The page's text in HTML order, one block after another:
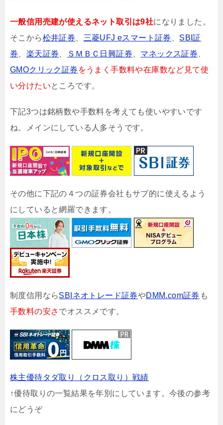
一般信用売建が使えるネット取引は9社になりました。
そこから松井証券 三菱UFJ eスマート証券
SBI証
券
楽天証券 ＳＭＢＣ日興証券 マネックス証券
GMOクリック証券 をうまく手数料や在庫数など見て使
い分けたいところです。
下記3つは銘柄数や手数料を考えても使いやすいです
ね。メインにしている人多そうです。
その他に下記の４つの証券会社もサブ的に使えるよう
にしていると網羅できます。
制度信用ならSBIネオトレード証券やDMM.com証券 も
手数料の安さ でオススメです。
株主優待タダ取り（クロス取り）戦績
↑優待取りの一覧結果を年別にしています。今後の参考
にどうぞ